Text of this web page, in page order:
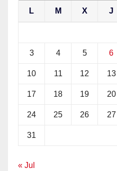
L M X J
3 4 5 6
10 11 12 13
17 18 19 20
24 25 26 27
31
« Jul